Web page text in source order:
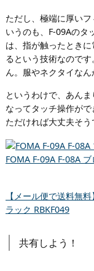
ただし、極端に厚い
いうのも、F-09Aのタ
は、指が触ったとき
るという技術なので
ん。服やネクタイなん
というわけで、あん
なってタッチ操作が
ただければ大丈夫そう
FOMA F-09A F-08A
【メール便で送料無
ラック RBKF049
共有しよう！